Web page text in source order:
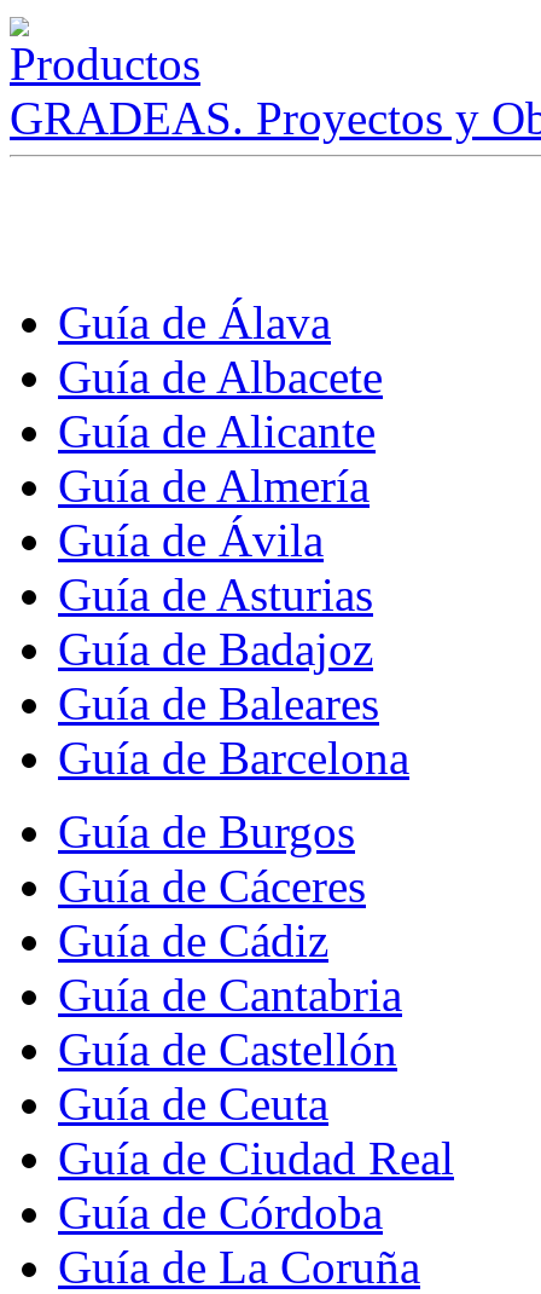
GRADEAS. Proyectos y
Guía de Álava
Guía de Albacete
Guía de Alicante
Guía de Almería
Guía de Ávila
Guía de Asturias
Guía de Badajoz
Guía de Baleares
Guía de Barcelona
Guía de Burgos
Guía de Cáceres
Guía de Cádiz
Guía de Cantabria
Guía de Castellón
Guía de Ceuta
Guía de Ciudad Real
Guía de Córdoba
Guía de La Coruña